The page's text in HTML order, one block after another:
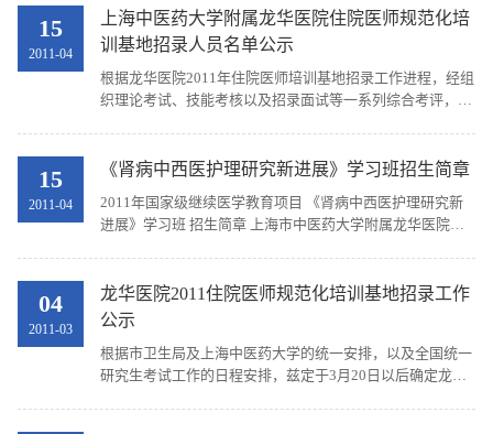
15
2011-04
上海中医药大学附属龙华医院住院医师规范化培
训基地招录人员名单公示
根据龙华医院2011年住院医师培训基地招录工作进程，经组
织理论考试、技能考核以及招录面试等一系列综合考评，对
15
2011-04
《肾病中西医护理研究新进展》学习班招生简章
2011年国家级继续医学教育项目 《肾病中西医护理研究新
进展》学习班 招生简章 上海市中医药大学附属龙华医院是
04
2011-03
龙华医院2011住院医师规范化培训基地招录工作
公示
根据市卫生局及上海中医药大学的统一安排，以及全国统一
研究生考试工作的日程安排，兹定于3月20日以后确定龙华